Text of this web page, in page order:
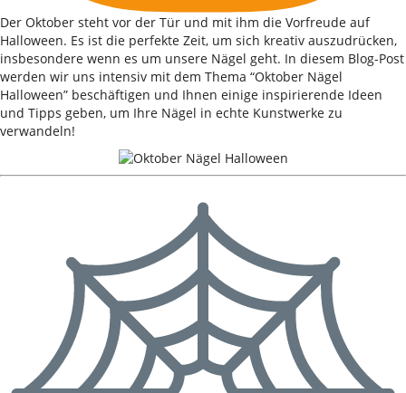
Der Oktober steht vor der Tür und mit ihm die Vorfreude auf
Halloween. Es ist die perfekte Zeit, um sich kreativ auszudrücken,
insbesondere wenn es um unsere Nägel geht. In diesem Blog-Post
werden wir uns intensiv mit dem Thema “Oktober Nägel
Halloween” beschäftigen und Ihnen einige inspirierende Ideen
und Tipps geben, um Ihre Nägel in echte Kunstwerke zu
verwandeln!